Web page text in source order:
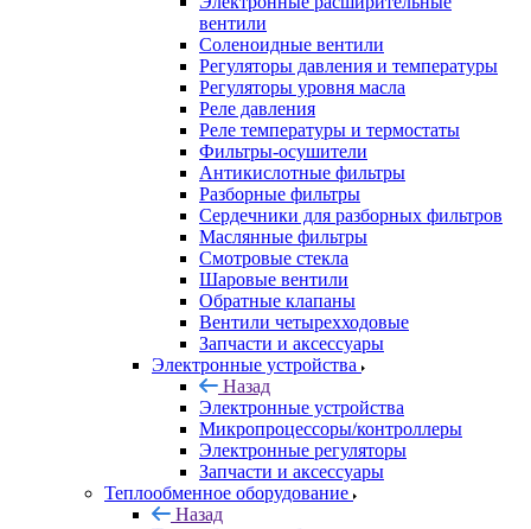
вентили
Соленоидные вентили
Регуляторы давления и температуры
Регуляторы уровня масла
Реле давления
Реле температуры и термостаты
Фильтры-осушители
Антикислотные фильтры
Разборные фильтры
Сердечники для разборных фильтров
Маслянные фильтры
Смотровые стекла
Шаровые вентили
Обратные клапаны
Вентили четырехходовые
Запчасти и аксессуары
Электронные устройства
Назад
Электронные устройства
Микропроцессоры/контроллеры
Электронные регуляторы
Запчасти и аксессуары
Теплообменное оборудование
Назад